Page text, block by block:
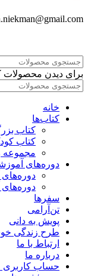
برای دیدن محصولات
خانه
کتاب‌ها
کتاب
کتاب
مجموعه
دوره‌های
دوره‌های
سفرها
تن‌آرامی
پویش به دانی
طرح زندگی
ارتباط با ما
درباره ما
حساب کاربری